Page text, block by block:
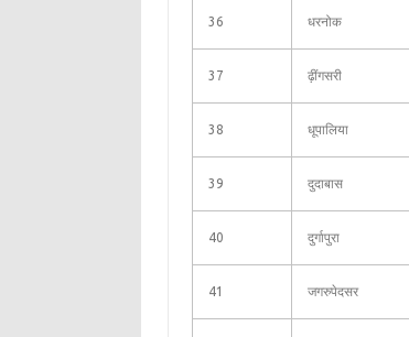
36 धरनोक
37 ढ़ींगसरी
38 धूपालिया
39 दुदाबास
40 दुर्गापुरा
41 जगरुपेदसर